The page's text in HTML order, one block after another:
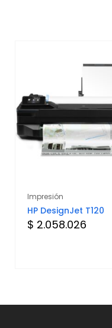
Impresión
HP DesignJet T120
$ 2.058.026